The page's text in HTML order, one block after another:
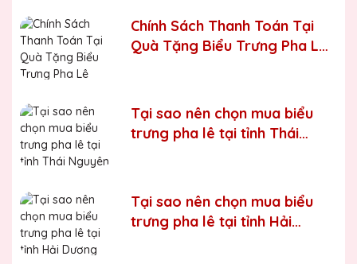
sản xuất theo ý tưởng của khách hàng.
Quà tặng Biểu Trưng Pha Lê QTG cung cấp tới Quý
khách hàng thành phẩm bao gồm hộp xi lót lụa vàng,
với 2 màu lựa chọn xanh hoặc đỏ làm tăng thêm tính
trang trọng cho sản phẩm.
Sản phẩm được làm từ chất liệu pha lê vô cùng tinh tế,
sang trọng, gửi đến người nhận những ý nghĩa to lớn:
- Vinh danh cá nhân, tập thể đạt thành tích xuất sắc
cá nhân, tập thể
- Tri ân, thay lời cảm ơn gửi đến những cá nhân, tổ chức
đã cống hiến, đóng góp cho doanh nghiệp, cho cộng
đồng
Chính Sách Thanh Toán Tại
Quà Tặng Biểu Trưng Pha Lê
Tại sao nên chọn mua biểu
trưng pha lê tại tỉnh Thái
Tại sao nên chọn mua biểu
trưng pha lê tại tỉnh Hải